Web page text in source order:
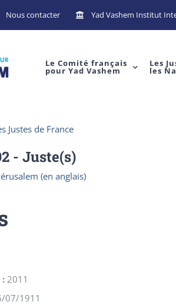
Nous contacter Yad Vashem Institut
Le Comité français
pour Yad Vashem
Les
les
Justes de France
- Juste(s)
(en anglais)
: 2011
07/1911